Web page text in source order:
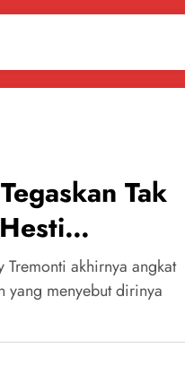
Tak
Hanya
Tremonti akhirnya angkat
yang menyebut dirinya